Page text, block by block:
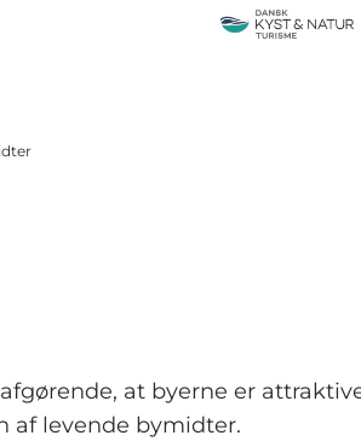
at byerne er
af levende bymidter.